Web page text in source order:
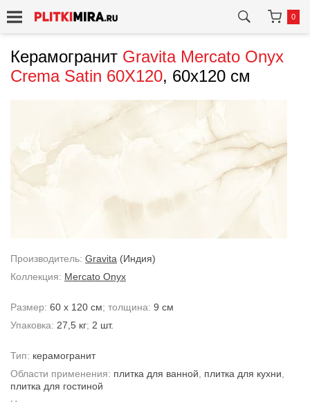
0
Керамогранит Gravita Mercato Onyx
Crema Satin 60X120, 60x120 см
Производитель: Gravita (Индия)
Коллекция: Mercato Onyx
Размер: 60 x 120 см; толщина: 9 см
Упаковка: 27,5 кг; 2 шт.
Тип: керамогранит
Области применения: плитка для ванной плитка для кухни
плитка для гостиной